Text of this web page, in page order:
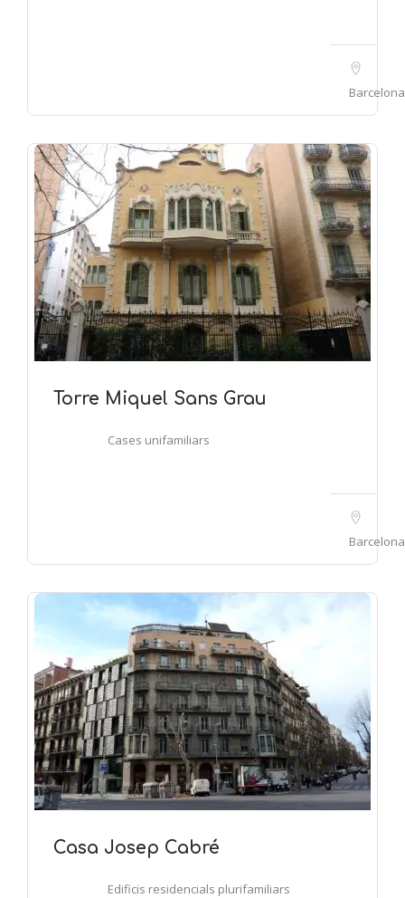
Barcelona
Torre Miquel Sans Grau
Cases unifamiliars
Barcelona
Casa Josep Cabré
Edificis residencials plurifamiliars